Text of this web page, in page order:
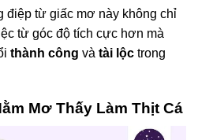
điệp từ giấc mơ này không chỉ
từ góc độ tích cực hơn mà
thành công và tài lộc trong
Mơ Thấy Làm Thịt Cá